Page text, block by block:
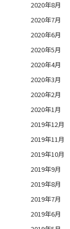
2020年8月
2020年7月
2020年6月
2020年5月
2020年4月
2020年3月
2020年2月
2020年1月
2019年12月
2019年11月
2019年10月
2019年9月
2019年8月
2019年7月
2019年6月